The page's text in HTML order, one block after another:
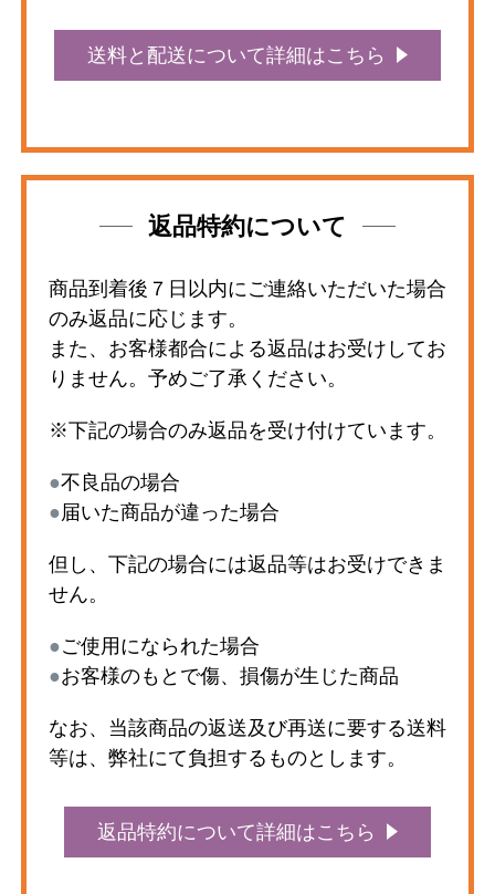
送料と配送について詳細はこちら
返品特約について
商品到着後７日以内にご連絡いただいた場合
のみ返品に応じます。
また、お客様都合による返品はお受けしてお
りません。予めご了承ください。
※下記の場合のみ返品を受け付けています。
●不良品の場合
●届いた商品が違った場合
但し、下記の場合には返品等はお受けできま
せん。
●ご使用になられた場合
●お客様のもとで傷、損傷が生じた商品
なお、当該商品の返送及び再送に要する送料
等は、弊社にて負担するものとします。
返品特約について詳細はこちら